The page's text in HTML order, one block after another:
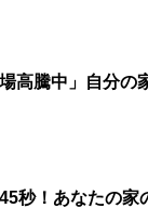
場高騰中」自分
秒！あなたの家